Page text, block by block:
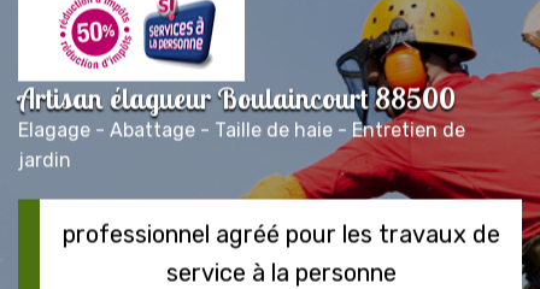
Artisan élagueur Boulaincourt 88500
Elagage - Abattage - Taille de haie - Entretien de
jardin
professionnel agréé pour les travaux de
service à la personne